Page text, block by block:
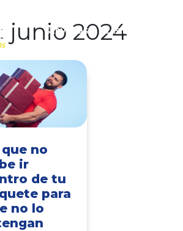
SERVICIOS CASILLERO VIRTUAL
junio 2024
que no
ir
de tu
para
no lo